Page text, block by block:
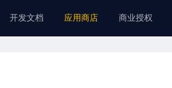
开发文档 应用商店 商业授权